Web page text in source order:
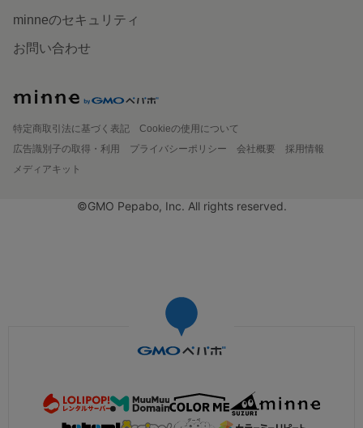
minneのセキュリティ
お問い合わせ
特定商取引法に基づく表記
Cookieの使用について
広告識別子の取得・利用
プライバシーポリシー 会社概要
採用情報
メディアキット
©GMO Pepabo, Inc. All rights reserved.